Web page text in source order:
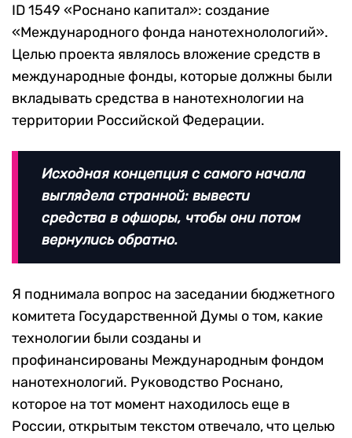
ID 1549 «Роснано капитал»: создание
«Международного фонда нанотехнолологий».
Целью проекта являлось вложение средств в
международные фонды, которые должны были
вкладывать средства в нанотехнологии на
территории Российской Федерации.
Исходная концепция с самого начала
выглядела странной: вывести
средства в офшоры, чтобы они потом
вернулись обратно.
Я поднимала вопрос на заседании бюджетного
комитета Государственной Думы о том, какие
технологии были созданы и
профинансированы Международным фондом
нанотехнологий. Руководство Роснано,
которое на тот момент находилось еще в
России, открытым текстом отвечало, что целью